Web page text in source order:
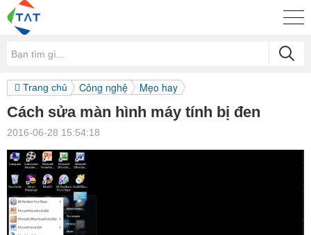
Trang chủ Công nghệ Mẹo hay
Cách sửa màn hình máy tính bị đen
2016-06-28 15:54:18